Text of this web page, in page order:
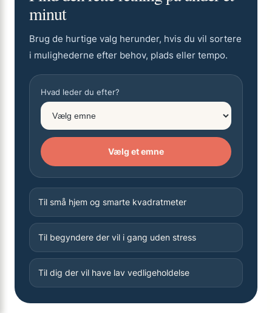
minut
Brug de hurtige valg herunder, hvis du vil sortere
i mulighederne efter behov, plads eller tempo.
Hvad leder du efter?
Vælg et emne
Til små hjem og smarte kvadratmeter
Til begyndere der vil i gang uden stress
Til dig der vil have lav vedligeholdelse